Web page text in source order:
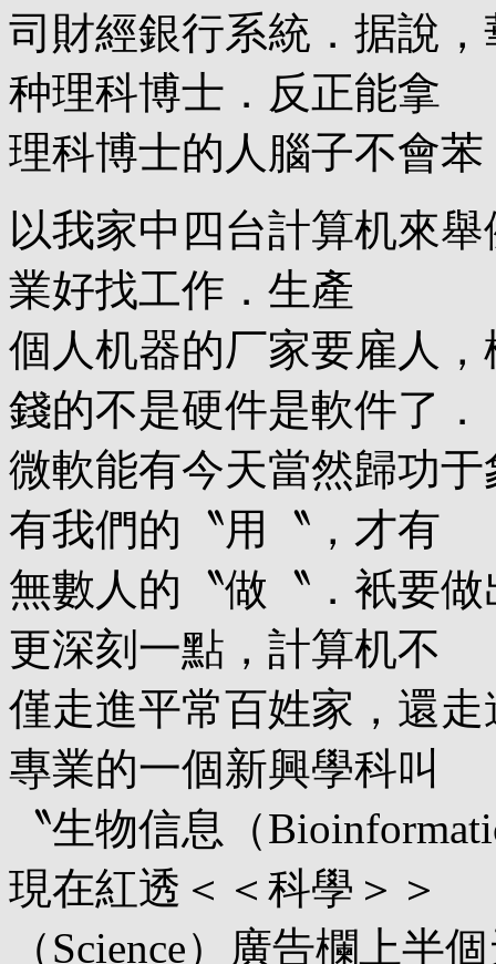
司財經銀行系統．据說
种理科博士．反正能拿
理科博士的人腦子不會
以我家中四台計算机來
業好找工作．生產
個人机器的厂家要雇人
錢的不是硬件是軟件了．
微軟能有今天當然歸功
有我們的〝用〝，才有
無數人的〝做〝．衹要
更深刻一點，計算机不
僅走進平常百姓家，還
專業的一個新興學科叫
〝生物信息（
現在紅透＜＜科學＞＞
（Science）廣告欄上半